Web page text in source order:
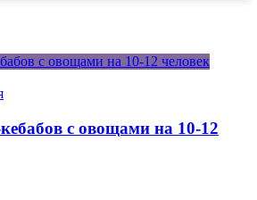
с овощами на 10-12